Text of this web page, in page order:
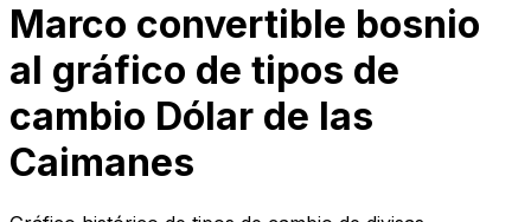
Marco convertible bosnio
al gráfico de tipos de
cambio Dólar de las
Caimanes